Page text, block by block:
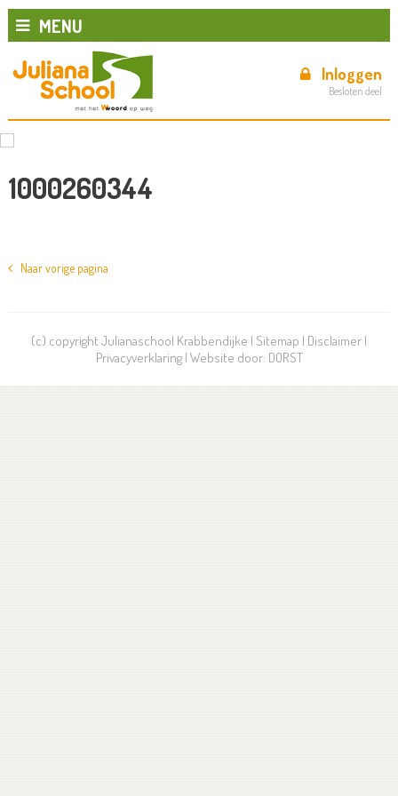
MENU
Inloggen
Besloten deel
1000260344
Naar vorige pagina
(c) copyright Julianaschool Krabbendijke | Sitemap | Disclaimer |
Privacyverklaring| Website door: DORST